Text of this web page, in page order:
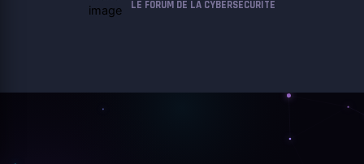
LE FORUM DE LA CYBERSÉCURITÉ